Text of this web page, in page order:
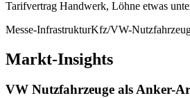
Tarifvertrag Handwerk, Löhne etwas
Messe-InfrastrukturKfz/VW-
Markt-Insights
VW Nutzfahrzeuge als Anker-